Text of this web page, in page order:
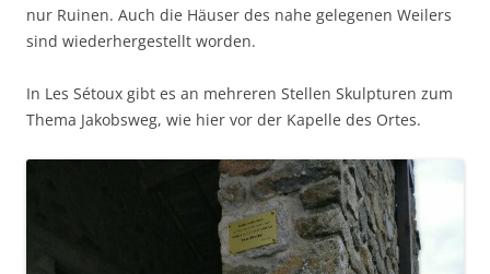
nur Ruinen. Auch die Häuser des nahe gelegenen Weilers
sind wiederhergestellt worden.
In Les Sétoux gibt es an mehreren Stellen Skulpturen zum
Thema Jakobsweg, wie hier vor der Kapelle des Ortes.